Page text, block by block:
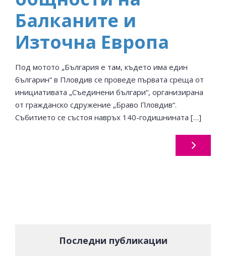
Балканите и
Източна Европа
Под мотото „България е там, където има един
българин“ в Пловдив се проведе първата среща от
инициативата „Съединени българи“, организирана
от гражданско сдружение „Браво Пловдив“.
Събитието се състоя навръх 140-годишнината […]
Последни публикации